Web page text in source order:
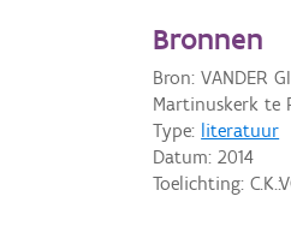
Bronnen
Bron: VANDER
Martinuskerk te
Type: literatuur
Datum:2014
Toelichting: